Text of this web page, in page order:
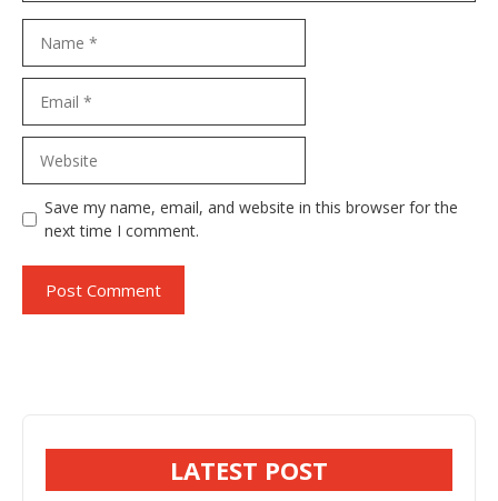
Save my name, email, and website in this browser for the
next time I comment.
LATEST POST